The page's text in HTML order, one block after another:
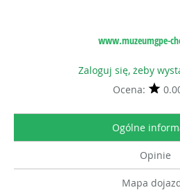
www.muzeumgpe-
Zaloguj się, żeby
Ocena:
Ogólne
Opinie
Mapa